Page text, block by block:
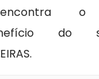
o
do